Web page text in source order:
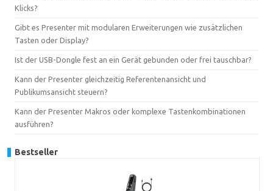
Klicks?
Gibt es Presenter mit modularen Erweiterungen wie zusätzlichen
Tasten oder Display?
Ist der USB-Dongle fest an ein Gerät gebunden oder frei tauschbar?
Kann der Presenter gleichzeitig Referentenansicht und
Publikumsansicht steuern?
Kann der Presenter Makros oder komplexe Tastenkombinationen
ausführen?
Bestseller